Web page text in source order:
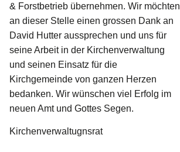
& Forstbetrieb übernehmen. Wir möchten
an dieser Stelle einen grossen Dank an
David Hutter aussprechen und uns für
seine Arbeit in der Kirchenverwaltung
und seinen Einsatz für die
Kirchgemeinde von ganzen Herzen
bedanken. Wir wünschen viel Erfolg im
neuen Amt und Gottes Segen.
Kirchenverwaltugnsrat